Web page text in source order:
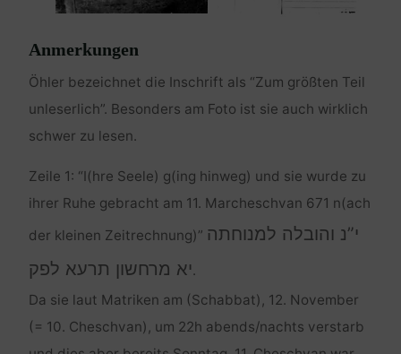
Anmerkungen
Öhler bezeichnet die Inschrift als “Zum größten Teil
unleserlich”. Besonders am Foto ist sie auch wirklich
schwer zu lesen.
Zeile 1: “I(hre Seele) g(ing hinweg) und sie wurde zu
ihrer Ruhe gebracht am 11. Marcheschvan 671 n(ach
der kleinen Zeitrechnung)” י”נ והובלה למנוחתה
יא מרחשון תרעא לפק.
Da sie laut Matriken am (Schabbat), 12. November
(= 10. Cheschvan), um 22h abends/nachts verstarb